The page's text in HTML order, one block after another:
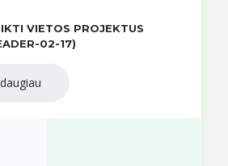
VIETOS PROJEKTUS
02-17)